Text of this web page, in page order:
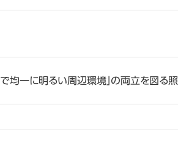
均一に明るい周辺環境」の両立を図る照